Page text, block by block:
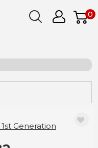
0
Generation